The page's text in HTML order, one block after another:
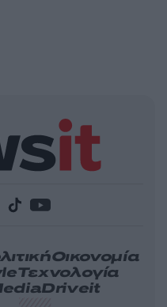
Οικονομία
Τεχνολογία
Driveit